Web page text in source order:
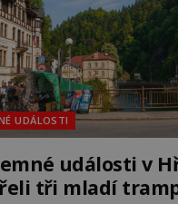
UDÁLOSTI
události v
tři mladí